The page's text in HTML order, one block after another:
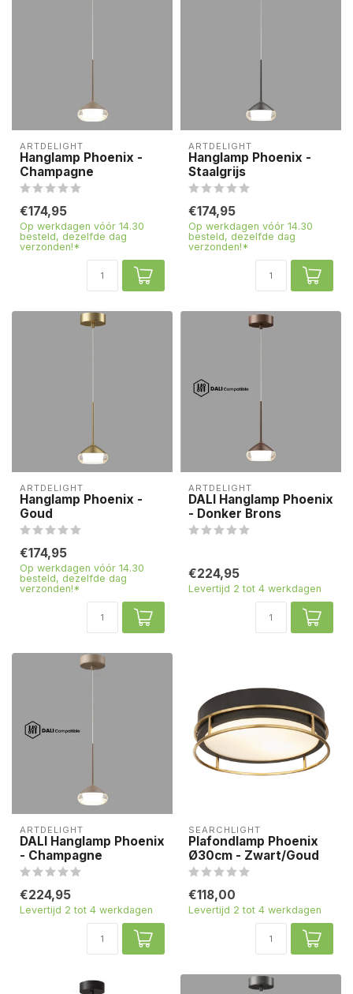
ARTDELIGHT
Hanglamp Phoenix -
Champagne
€174,95
Op werkdagen vóór 14.30
besteld, dezelfde dag
verzonden!*
ARTDELIGHT
Hanglamp Phoenix -
Staalgrijs
€174,95
Op werkdagen vóór 14.30
besteld, dezelfde dag
verzonden!*
ARTDELIGHT
Hanglamp Phoenix -
Goud
€174,95
Op werkdagen vóór 14.30
besteld, dezelfde dag
verzonden!*
ARTDELIGHT
DALI Hanglamp Phoenix
- Donker Brons
€224,95
Levertijd 2 tot 4 werkdagen
ARTDELIGHT
DALI Hanglamp Phoenix
- Champagne
€224,95
Levertijd 2 tot 4 werkdagen
SEARCHLIGHT
Plafondlamp Phoenix
Ø30cm - Zwart/Goud
€118,00
Levertijd 2 tot 4 werkdagen